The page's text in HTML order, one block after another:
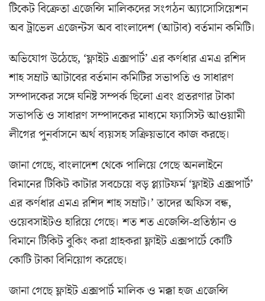
টিকেট বিক্রেতা এজেন্সি মালিকদের সংগঠন অ্যাসোসিয়েশন
অব ট্রাভেল এজেন্টস অব বাংলাদেশ (আটাব) বর্তমান কমিটি।
অভিযোগ উঠেছে, ‘ফ্লাইট এক্সপার্ট’ এর কর্ণধার এমএ রশিদ
শাহ সম্রাট আটাবের বর্তমান কমিটির সভাপতি ও সাধারণ
সম্পাদকের সঙ্গে ঘনিষ্ট সম্পর্ক ছিলো এবং প্রতরণার টাকা
সভাপতি ও সাধারণ সম্পাদকের মাধ্যমে ফ্যাসিস্ট আওয়ামী
লীগের পুনর্বাসনে অর্থ ব্যয়সহ সক্রিয়ভাবে কাজ করছে।
জানা গেছে, বাংলাদেশ থেকে পালিয়ে গেছে অনলাইনে
বিমানের টিকিট কাটার সবচেয়ে বড় প্ল্যাটফর্ম ‘ফ্লাইট এক্সপার্ট’
এর কর্ণধার এমএ রশিদ শাহ সম্রাট।’ তাদের অফিস বন্ধ,
ওয়েবসাইটও হারিয়ে গেছে। শত শত এজেন্সি-প্রতিষ্ঠান ও
বিমানে টিকিট বুকিং করা গ্রাহকরা ফ্লাইট এক্সপার্টে কোটি
কোটি টাকা বিনিয়োগ করেছে।
জানা গেছে ফ্লাইট এক্সপার্ট মালিক ও মক্কা হজ এজেন্সি